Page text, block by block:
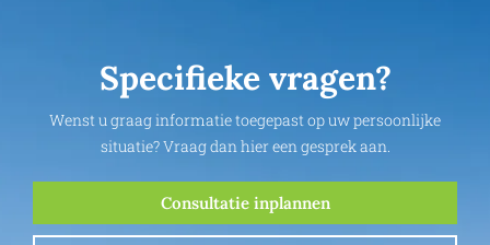
Specifieke vragen?
Wenst u graag informatie toegepast op uw persoonlijke
situatie? Vraag dan hier een gesprek aan.
Consultatie inplannen